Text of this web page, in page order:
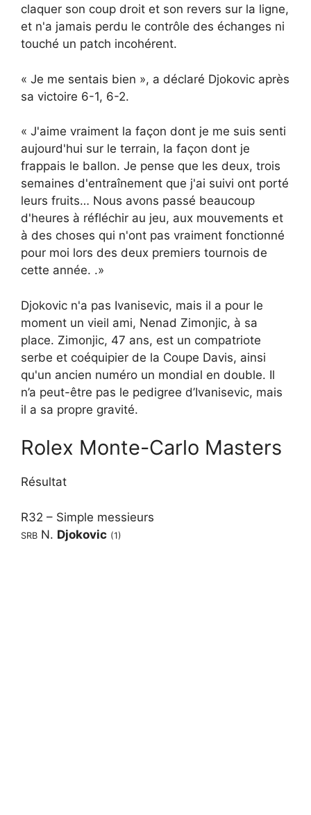
claquer son coup droit et son revers sur la ligne,
et n'a jamais perdu le contrôle des échanges ni
touché un patch incohérent.
« Je me sentais bien », a déclaré Djokovic après
sa victoire 6-1, 6-2.
« J'aime vraiment la façon dont je me suis senti
aujourd'hui sur le terrain, la façon dont je
frappais le ballon. Je pense que les deux, trois
semaines d'entraînement que j'ai suivi ont porté
leurs fruits… Nous avons passé beaucoup
d'heures à réfléchir au jeu, aux mouvements et
à des choses qui n'ont pas vraiment fonctionné
pour moi lors des deux premiers tournois de
cette année. .»
Djokovic n'a pas Ivanisevic, mais il a pour le
moment un vieil ami, Nenad Zimonjic, à sa
place. Zimonjic, 47 ans, est un compatriote
serbe et coéquipier de la Coupe Davis, ainsi
qu'un ancien numéro un mondial en double. Il
n’a peut-être pas le pedigree d’Ivanisevic, mais
il a sa propre gravité.
Rolex Monte-Carlo Masters
Résultat
R32 – Simple messieurs
SRB N. Djokovic (1)